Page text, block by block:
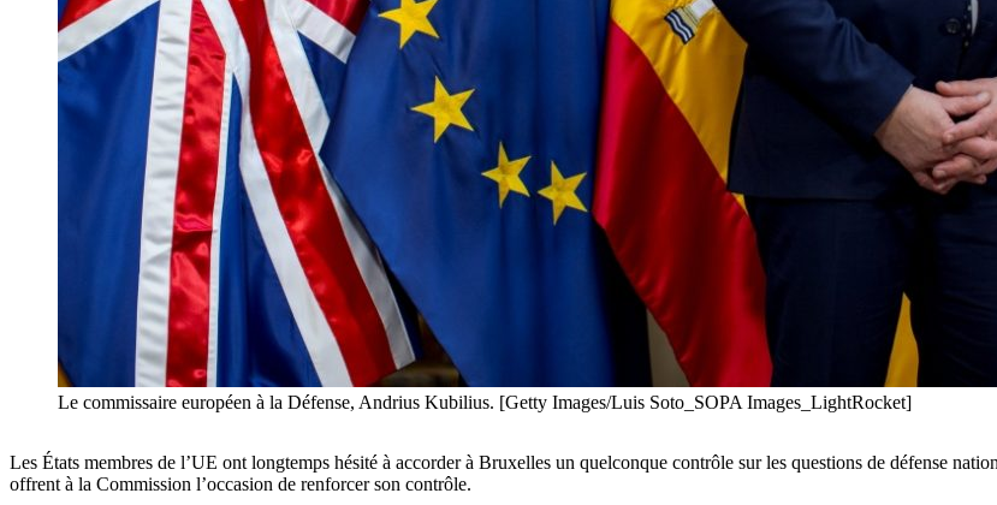
Le commissaire européen à la Défense, Andrius Kubilius. [Getty Images/Luis Soto_SOPA Images_LightRocket]
Les États membres de l’UE ont longtemps hésité à accorder à Bruxelles un quelconque contrôle sur les questions de défense
offrent à la Commission l’occasion de renforcer son contrôle.